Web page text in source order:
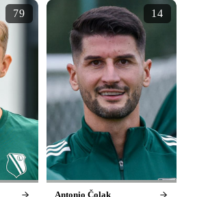
79 14
Antonio Čolak